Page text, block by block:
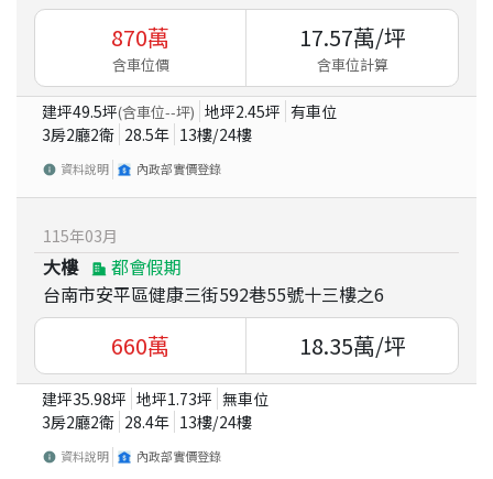
870萬
含車位價
17.57萬/坪
含車位計算
建坪49.5坪(含車位--坪) 地坪2.45坪 有車位
3房2廳2衛 28.5年 13樓/24樓
資料說明 內政部實價登錄
115年03月
大樓
都會假期
台南市安平區健康三街592巷55號十三樓之6
660萬 18.35萬/坪
建坪35.98坪 地坪1.73坪 無車位
3房2廳2衛 28.4年 13樓/24樓
資料說明 內政部實價登錄